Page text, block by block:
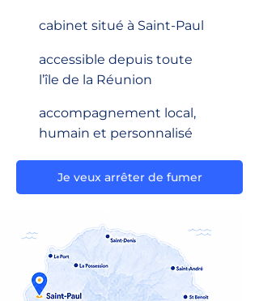
cabinet situé à Saint-Paul
accessible depuis toute
l’île de la Réunion
accompagnement local,
humain et personnalisé
Je veux arrêter de fumer